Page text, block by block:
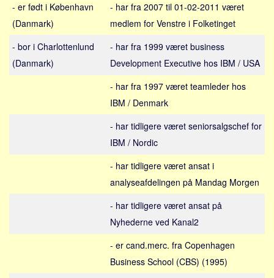
Bolig
Job
Virksomhed
Investering
- er født i København
(Danmark)
- har fra 2007 til 01-02-2011 været
medlem for Venstre i Folketinget
- bor i Charlottenlund
(Danmark)
- har fra 1999 været business
Development Executive hos IBM / USA
- har fra 1997 været teamleder hos
IBM / Denmark
- har tidligere været seniorsalgschef for
IBM / Nordic
- har tidligere været ansat i
analyseafdelingen på Mandag Morgen
- har tidligere været ansat på
Nyhederne ved Kanal2
- er cand.merc. fra Copenhagen
Business School (CBS) (1995)